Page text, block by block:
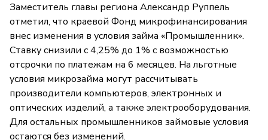
Заместитель главы региона Александр Руппель
отметил, что краевой Фонд микрофинансирования
внес изменения в условия займа «Промышленник».
Ставку снизили с 4,25% до 1% с возможностью
отсрочки по платежам на 6 месяцев. На льготные
условия микрозайма могут рассчитывать
производители компьютеров, электронных и
оптических изделий, а также электрооборудования.
Для остальных промышленников займовые условия
остаются без изменений.